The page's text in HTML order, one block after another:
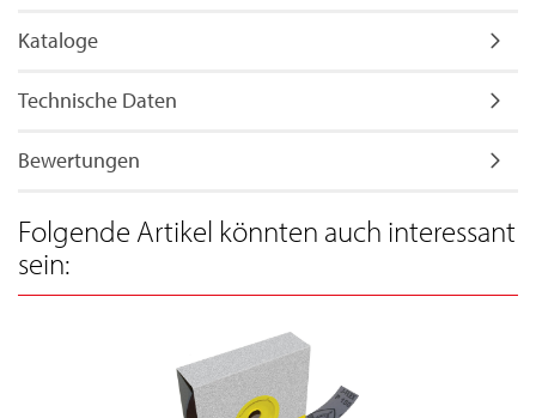
Kataloge
Technische Daten
Bewertungen
Folgende Artikel könnten auch interessant
sein: